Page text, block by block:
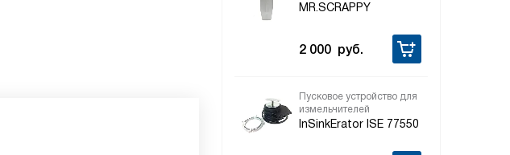
MR.SCRAPPY
2 000 руб.
Пусковое устройство для
измельчителей
InSinkErator ISE 77550